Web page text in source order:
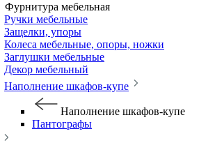
Фурнитура мебельная
Ручки мебельные
Защелки, упоры
Колеса мебельные, опоры, ножки
Заглушки мебельные
Декор мебельный
Наполнение шкафов-купе
Наполнение шкафов-купе
Пантографы